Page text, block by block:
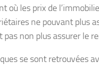
où les prix de
ne pouvant plus
pas non plus assurer le
se sont retrouvées